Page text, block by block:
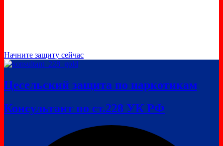
Начните защиту сейчас
Цесельский защита по наркотикам
Консультант по ст.228 УК РФ